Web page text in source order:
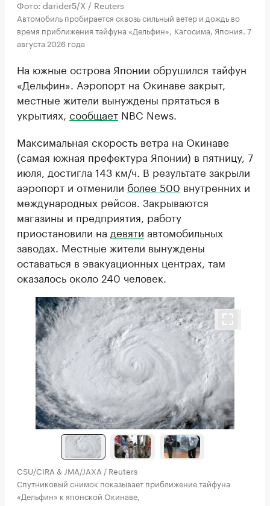
Фото: darider5/X / Reuters
Автомобиль пробирается сквозь сильный ветер и дождь во
время приближения тайфуна «Дельфин», Кагосима, Япония. 7
августа 2026 года
На южные острова Японии обрушился тайфун
«Дельфин». Аэропорт на Окинаве закрыт,
местные жители вынуждены прятаться в
укрытиях, сообщает NBC News.
Максимальная скорость ветра на Окинаве
(самая южная префектура Японии) в пятницу, 7
июля, достигла 143 км/ч. В результате закрыли
аэропорт и отменили более 500 внутренних и
международных рейсов. Закрываются
магазины и предприятия, работу
приостановили на девяти автомобильных
заводах. Местные жители вынуждены
оставаться в эвакуационных центрах, там
оказалось около 240 человек.
CSU/CIRA & JMA/JAXA / Reuters
Спутниковый снимок показывает приближение тайфуна
«Дельфин» к японской Окинаве,